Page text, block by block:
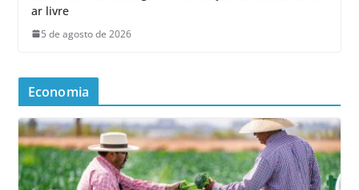
ar livre
5 de agosto de 2026
Economia